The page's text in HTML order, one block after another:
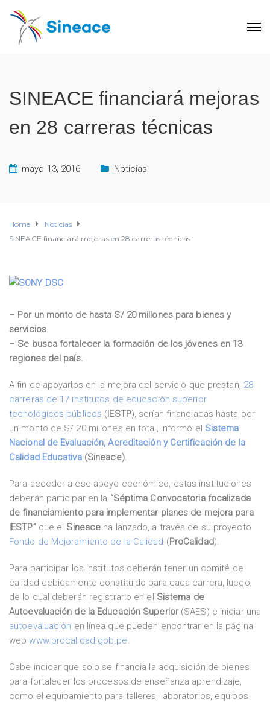
SINEACE financiará mejoras
en 28 carreras técnicas
mayo 13, 2016 Noticias
Home
Noticias
SINEACE financiará mejoras en 28 carreras técnicas
– Por un monto de hasta S/ 20 millones para bienes y
servicios.
– Se busca fortalecer la formación de los jóvenes en 13
regiones del país.
A fin de apoyarlos en la mejora del servicio que prestan, 28
carreras de 17 institutos de educación superior
tecnológicos públicos (IESTP), serían financiadas hasta por
un monto de S/ 20 millones en total, informó el Sistema
Nacional de Evaluación, Acreditación y Certificación de la
Calidad Educativa(Sineace).
Para acceder a ese apoyo económico, estas instituciones
deberán participar en la “Séptima Convocatoria focalizada
de financiamiento para implementar planes de mejora para
IESTP”que el Sineace ha lanzado, a través de su proyecto
Fondo de Mejoramiento de la Calidad (ProCalidad).
Para participar los institutos deberán tener un comité de
calidad debidamente constituido para cada carrera, luego
de lo cual deberán registrarlo en el Sistema de
Autoevaluación de la Educación Superior(SAES) e iniciar una
autoevaluación en línea que pueden encontrar en la página
webwww.procalidad.gob.pe.
Cabe indicar que solo se financia la adquisición de bienes
para fortalecer los procesos de enseñanza aprendizaje,
como el equipamiento para talleres, laboratorios, equipos